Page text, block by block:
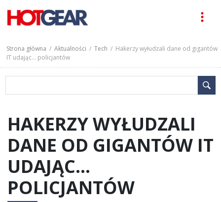
Strona główna /Aktualności /Tech / Hakerzy wyłudzali dane od gigantów
IT udając… policjantów
HAKERZY WYŁUDZALI
DANE OD GIGANTÓW IT
UDAJĄC…
POLICJANTÓW